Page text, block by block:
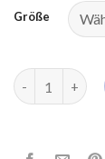
Größe
belstaff